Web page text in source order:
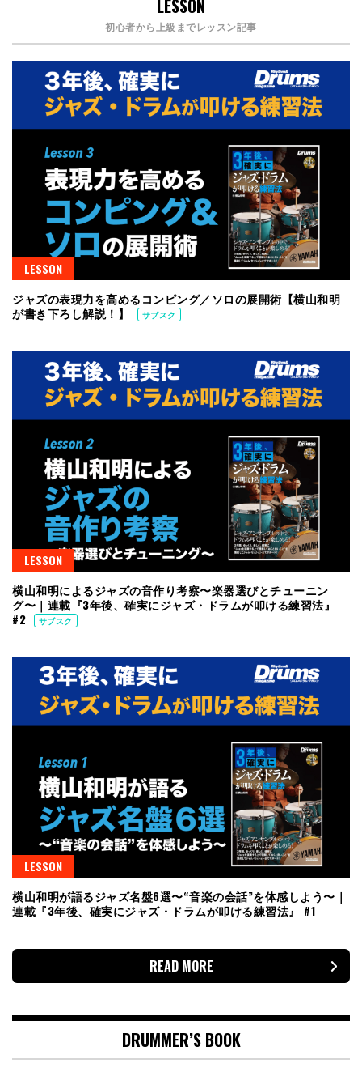
LESSON
初心者から上級までレッスン記事
LESSON
ジャズの表現力を高めるコンピング／ソロの展開術【横山和明
が書き下ろし解説！】
サブスク
LESSON
横山和明によるジャズの音作り考察〜楽器選びとチューニン
グ〜｜連載『3年後、確実にジャズ・ドラムが叩ける練習法』
#2
サブスク
LESSON
横山和明が語るジャズ名盤6選〜“音楽の会話”を体感しよう〜｜
連載『3年後、確実にジャズ・ドラムが叩ける練習法』 #1
READ MORE
DRUMMER’S BOOK